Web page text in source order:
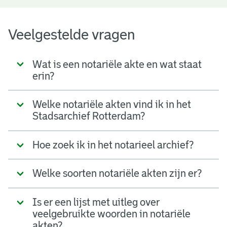
Veelgestelde vragen
Wat is een notariële akte en wat staat
erin?
Welke notariële akten vind ik in het
Stadsarchief Rotterdam?
Hoe zoek ik in het notarieel archief?
Welke soorten notariële akten zijn er?
Is er een lijst met uitleg over
veelgebruikte woorden in notariële